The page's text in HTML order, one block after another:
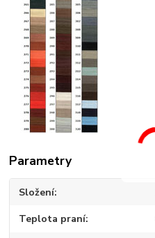
Parametry
Složení
Teplota praní